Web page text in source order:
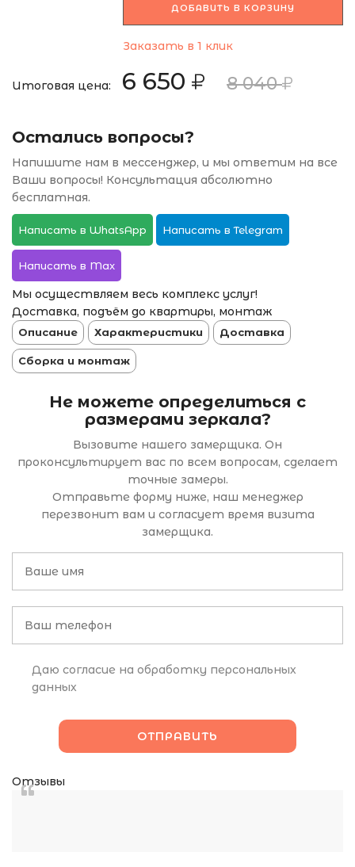
ДОБАВИТЬ В КОРЗИНУ
Заказать в 1 клик
Итоговая цена: 6 650 8 040
Остались вопросы?
Напишите нам в мессенджер, и мы ответим на все
Ваши вопросы! Консультация абсолютно
бесплатная.
Написать в WhatsApp Написать в Telegram
Написать в Max
Мы осуществляем весь комплекс услуг!
Доставка, подъём до квартиры, монтаж
Описание Характеристики Доставка
Сборка и монтаж
Не можете определиться с
размерами зеркала?
Вызовите нашего замерщика. Он
проконсультирует вас по всем вопросам, сделает
точные замеры.
Отправьте форму ниже, наш менеджер
перезвонит вам и согласует время визита
замерщика.
Даю согласие на обработку персональных
данных
Отзывы